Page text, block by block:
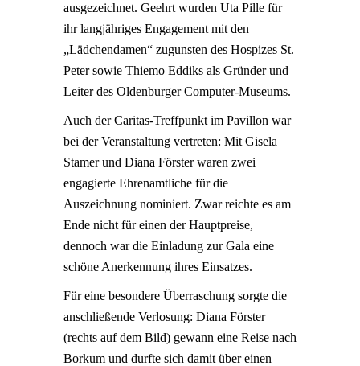
ausgezeichnet. Geehrt wurden Uta Pille für
ihr langjähriges Engagement mit den
„Lädchendamen“ zugunsten des Hospizes St.
Peter sowie Thiemo Eddiks als Gründer und
Leiter des Oldenburger Computer-Museums.
Auch der Caritas-Treffpunkt im Pavillon war
bei der Veranstaltung vertreten: Mit Gisela
Stamer und Diana Förster waren zwei
engagierte Ehrenamtliche für die
Auszeichnung nominiert. Zwar reichte es am
Ende nicht für einen der Hauptpreise,
dennoch war die Einladung zur Gala eine
schöne Anerkennung ihres Einsatzes.
Für eine besondere Überraschung sorgte die
anschließende Verlosung: Diana Förster
(rechts auf dem Bild) gewann eine Reise nach
Borkum und durfte sich damit über einen